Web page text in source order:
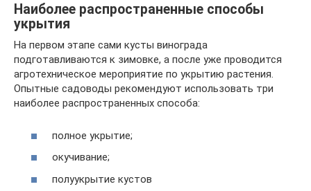
Наиболее распространенные способы
укрытия
На первом этапе сами кусты винограда
подготавливаются к зимовке, а после уже проводится
агротехническое мероприятие по укрытию растения.
Опытные садоводы рекомендуют использовать три
наиболее распространенных способа:
полное укрытие;
окучивание;
полуукрытие кустов